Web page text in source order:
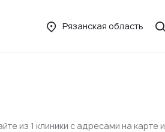
Рязанская область
из 1 клиники с адресами на карте и